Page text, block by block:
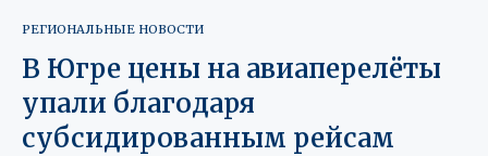
РЕГИОНАЛЬНЫЕ НОВОСТИ
В Югре цены на авиаперелёты
упали благодаря
субсидированным рейсам